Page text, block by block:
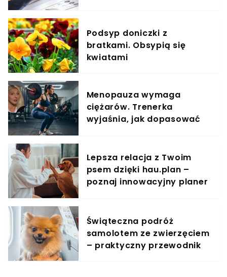
Podsyp doniczki z
bratkami. Obsypią się
kwiatami
Menopauza wymaga
ciężarów. Trenerka
wyjaśnia, jak dopasować
Lepsza relacja z Twoim
psem dzięki hau.plan –
poznaj innowacyjny planer
Świąteczna podróż
samolotem ze zwierzęciem
– praktyczny przewodnik